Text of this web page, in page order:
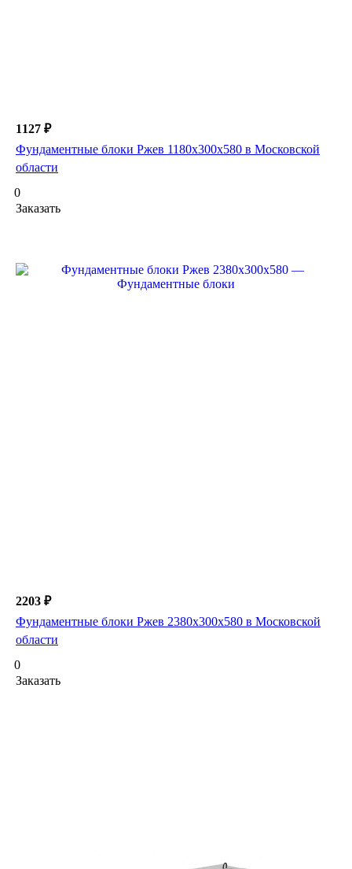
1127 ₽
Фундаментные блоки Ржев 1180х300х580 в Московской
области
0
Заказать
2203 ₽
Фундаментные блоки Ржев 2380х300х580 в Московской
области
0
Заказать